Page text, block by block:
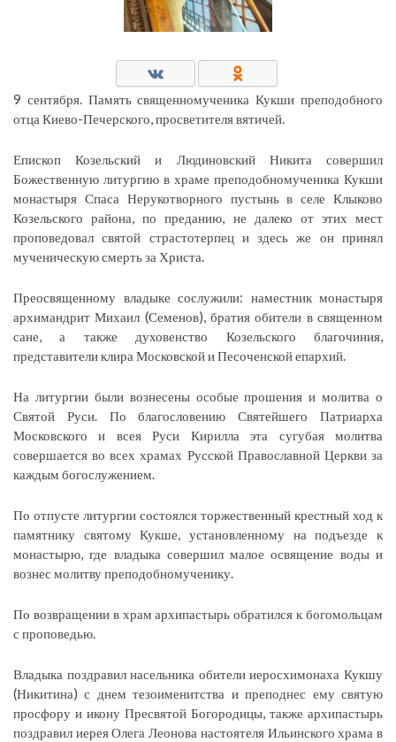
9 сентября. Память священномученика Кукши преподобного
отца Киево-Печерского, просветителя вятичей.
Епископ Козельский и Людиновский Никита совершил
Божественную литургию в храме преподобномученика Кукши
монастыря Спаса Нерукотворного пустынь в селе Клыково
Козельского района, по преданию, не далеко от этих мест
проповедовал святой страстотерпец и здесь же он принял
мученическую смерть за Христа.
Преосвященному владыке сослужили: наместник монастыря
архимандрит Михаил (Семенов), братия обители в священном
сане, а также духовенство Козельского благочиния,
представители клира Московской и Песоченской епархий.
На литургии были вознесены особые прошения и молитва о
Святой Руси. По благословению Святейшего Патриарха
Московского и всея Руси Кирилла эта сугубая молитва
совершается во всех храмах Русской Православной Церкви за
каждым богослужением.
По отпусте литургии состоялся торжественный крестный ход к
памятнику святому Кукше, установленному на подъезде к
монастырю, где владыка совершил малое освящение воды и
вознес молитву преподобномученику.
По возвращении в храм архипастырь обратился к богомольцам
с проповедью.
Владыка поздравил насельника обители иеросхимонаха Кукшу
(Никитина) с днем тезоименитства и преподнес ему святую
просфору и икону Пресвятой Богородицы, также архипастырь
поздравил иерея Олега Леонова настоятеля Ильинского храма в